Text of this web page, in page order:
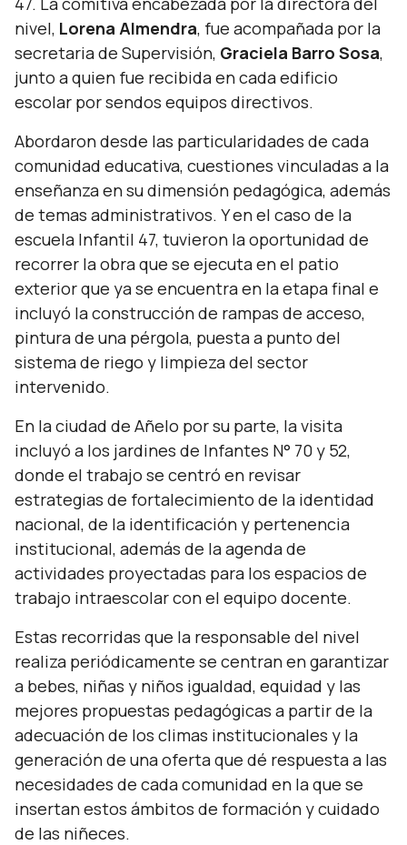
nivel, Lorena Almendra, fue acompañada por la
secretaria de Supervisión, Graciela Barro Sosa,
junto a quien fue recibida en cada edificio
escolar por sendos equipos directivos.
Abordaron desde las particularidades de cada
comunidad educativa, cuestiones vinculadas a la
enseñanza en su dimensión pedagógica, además
de temas administrativos. Y en el caso de la
escuela Infantil 47, tuvieron la oportunidad de
recorrer la obra que se ejecuta en el patio
exterior que ya se encuentra en la etapa final e
incluyó la construcción de rampas de acceso,
pintura de una pérgola, puesta a punto del
sistema de riego y limpieza del sector
intervenido.
En la ciudad de Añelo por su parte, la visita
incluyó a los jardines de Infantes N° 70 y 52,
donde el trabajo se centró en revisar
estrategias de fortalecimiento de la identidad
nacional, de la identificación y pertenencia
institucional, además de la agenda de
actividades proyectadas para los espacios de
trabajo intraescolar con el equipo docente.
Estas recorridas que la responsable del nivel
realiza periódicamente se centran en garantizar
a bebes, niñas y niños igualdad, equidad y las
mejores propuestas pedagógicas a partir de la
adecuación de los climas institucionales y la
generación de una oferta que dé respuesta a las
necesidades de cada comunidad en la que se
insertan estos ámbitos de formación y cuidado
de las niñeces.